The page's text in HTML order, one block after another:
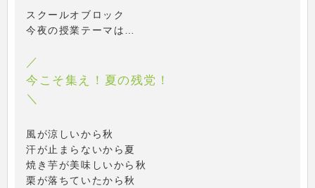
スクールオブロック
今夜の授業テーマは…
／
今こそ集え！夏の残党！
＼
風が涼しいから秋
汗が止まらないから夏
焼き芋が美味しいから秋
栗が落ちていたから秋